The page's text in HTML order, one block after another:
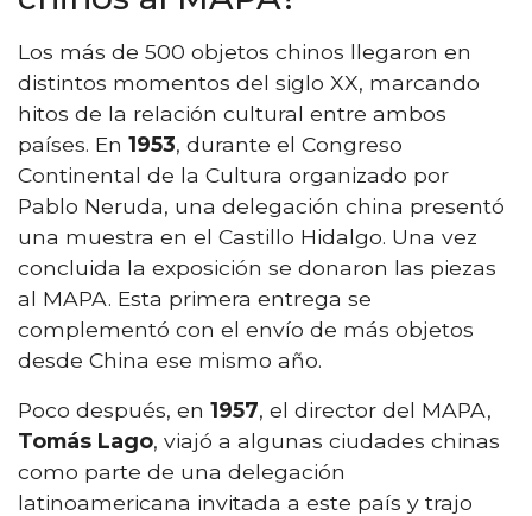
Los más de 500 objetos chinos llegaron en
distintos momentos del siglo XX, marcando
hitos de la relación cultural entre ambos
países. En 1953, durante el Congreso
Continental de la Cultura organizado por
Pablo Neruda, una delegación china presentó
una muestra en el Castillo Hidalgo. Una vez
concluida la exposición se donaron las piezas
al MAPA. Esta primera entrega se
complementó con el envío de más objetos
desde China ese mismo año.
Poco después, en 1957, el director del MAPA,
Tomás Lago, viajó a algunas ciudades chinas
como parte de una delegación
latinoamericana invitada a este país y trajo